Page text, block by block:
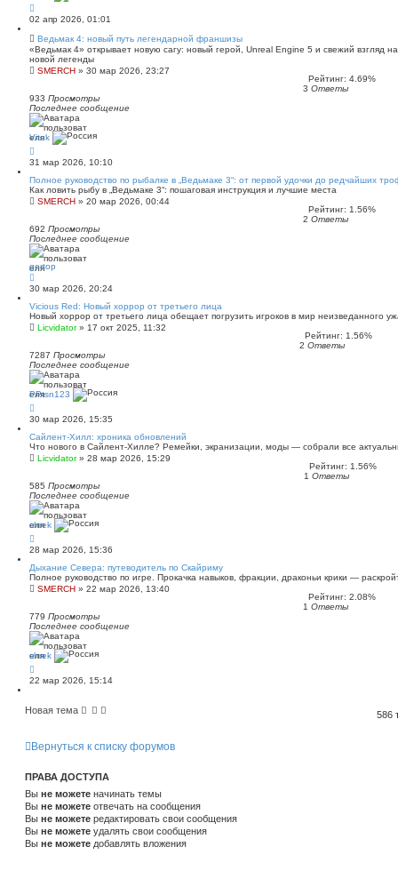
02 апр 2026, 01:01
Ведьмак 4: новый путь легендарной франшизы
«Ведьмак 4» открывает новую сагу: новый герой, Unreal Engine 5 и свежий взгляд
новой легенды
SMERCH » 30 мар 2026, 23:27
Рейтинг: 4.69%
3 Ответы
933 Просмотры
Последнее сообщение
Vitek
31 мар 2026, 10:10
Полное руководство по рыбалке в „Ведьмаке 3“: от первой удочки до редчайших
Как ловить рыбу в „Ведьмаке 3“: пошаговая инструкция и лучшие места
SMERCH » 20 мар 2026, 00:44
Рейтинг: 1.56%
2 Ответы
692 Просмотры
Последнее сообщение
gertop
30 мар 2026, 20:24
Vicious Red: Новый хоррор от третьего лица
Новый хоррор от третьего лица обещает погрузить игроков в мир неизведанного
Licvidator» 17 окт 2025, 11:32
Рейтинг: 1.56%
2 Ответы
7287 Просмотры
Последнее сообщение
PPtsn123
30 мар 2026, 15:35
Сайлент‑Хилл: хроника обновлений
Что нового в Сайлент‑Хилле? Ремейки, экранизации, моды — собрали все
Licvidator» 28 мар 2026, 15:29
Рейтинг: 1.56%
1 Ответы
585 Просмотры
Последнее сообщение
shrek
28 мар 2026, 15:36
Дыхание Севера: путеводитель по Скайриму
Полное руководство по игре. Прокачка навыков, фракции, драконьи крики —
SMERCH » 22 мар 2026, 13:40
Рейтинг: 2.08%
1 Ответы
779 Просмотры
Последнее сообщение
shrek
22 мар 2026, 15:14
Новая тема 586
Вернуться к списку форумов
ПРАВА ДОСТУПА
Вы не можете начинать темы
Вы не можете отвечать на сообщения
Вы не можете редактировать свои сообщения
Вы не можете удалять свои сообщения
Вы не можете добавлять вложения